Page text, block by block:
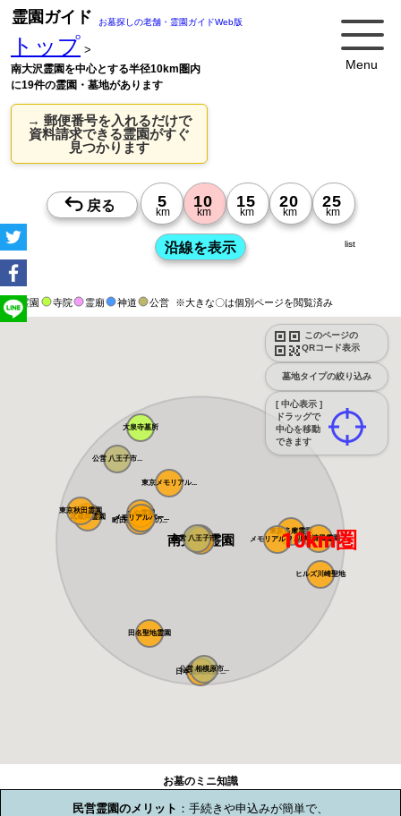
Menu
霊園ガイド お墓探しの老舗・霊園ガイドWeb版
トップ >
南大沢霊園を中心とする半径10km圏内
に19件の霊園・墓地があります
→ 郵便番号を入れるだけで
資料請求できる霊園がすぐ
見つかります
霊園 寺院 霊廟 神道 公営 ※大きな〇は個別ページを閲覧済み
このページの
QRコード表示
墓地タイプの絞り込み
[ 中心表示 ]
ドラッグで
中心を移動
できます
list
町田こもれびの...
武蔵岡霊園
メモリアルパー...
東京多摩霊園
メモリアルフォ...
南大沢バードヒ...
東京秋田霊園 まや霊園
大泉寺墓所
公営 八王子市...
公営 八王子市...
メモリアルパー...
東京メモリアル...
ヒルズ川崎聖地
川崎清風霊園
日本庭園陵墓 ...
田名聖地霊園
公営 相模原市...
南大沢霊園 10km圏
お墓のミニ知識
民営霊園のメリット ：手続きや申込みが簡単で、